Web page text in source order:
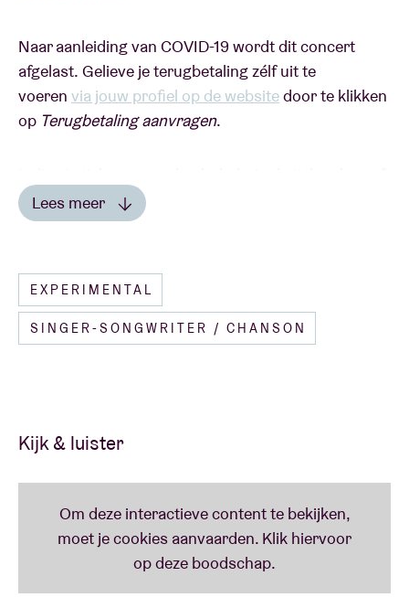
Naar aanleiding van COVID-19 wordt dit concert
afgelast. Gelieve je terugbetaling zélf uit te
voeren via jouw profiel op de websitedoor te klikken
op Terugbetaling aanvragen.
via Ticketswap, gelieve een foto van jouw tickets te
sturen met vermelding van je rekeningnummer
Lees meer
EXPERIMENTAL
SINGER-SONGWRITER / CHANSON
Kijk & luister